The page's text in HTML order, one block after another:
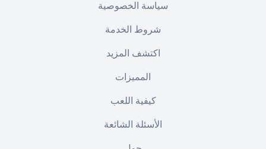
سياسة الخصوصية
شروط الخدمة
اكتشف المزيد
المميزات
كيفية اللعب
الأسئلة الشائعة